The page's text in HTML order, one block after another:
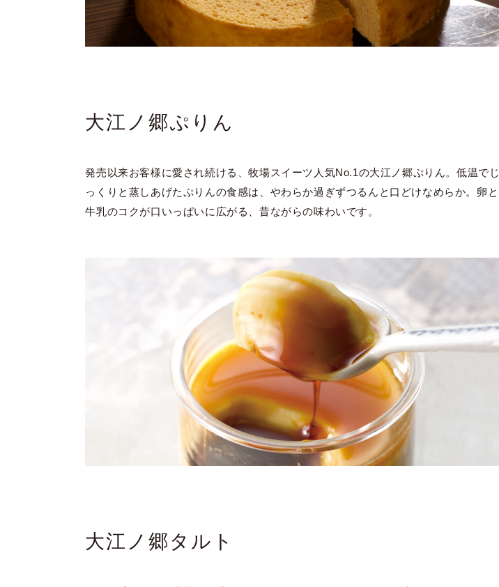
大江ノ郷ぷりん
発売以来お客様に愛され続ける、牧場スイーツ人気No.1の大江ノ郷ぷりん。低温でじ
っくりと蒸しあげたぷりんの食感は、やわらか過ぎずつるんと口どけなめらか。卵と
牛乳のコクが口いっぱいに広がる、昔ながらの味わいです。
大江ノ郷タルト